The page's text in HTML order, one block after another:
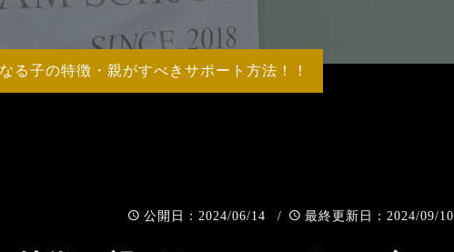
る子の特徴・親がすべきサポート方法！！
公開日 ：2024/06/14 / 最終更新日 ：2024/09/10